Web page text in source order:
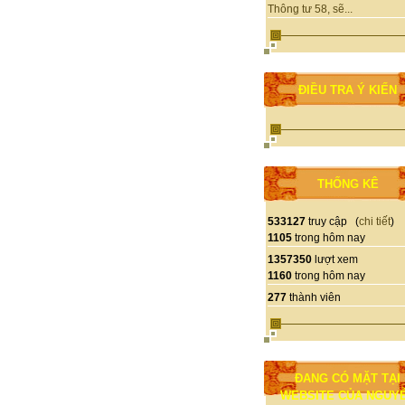
Thông tư 58, sẽ...
ĐIỀU TRA Ý KIẾN
THỐNG KÊ
533127 truy cập (chi tiết)
1105 trong hôm nay
1357350 lượt xem
1160 trong hôm nay
277 thành viên
ĐANG CÓ MẶT TẠI
WEBSITE CỦA